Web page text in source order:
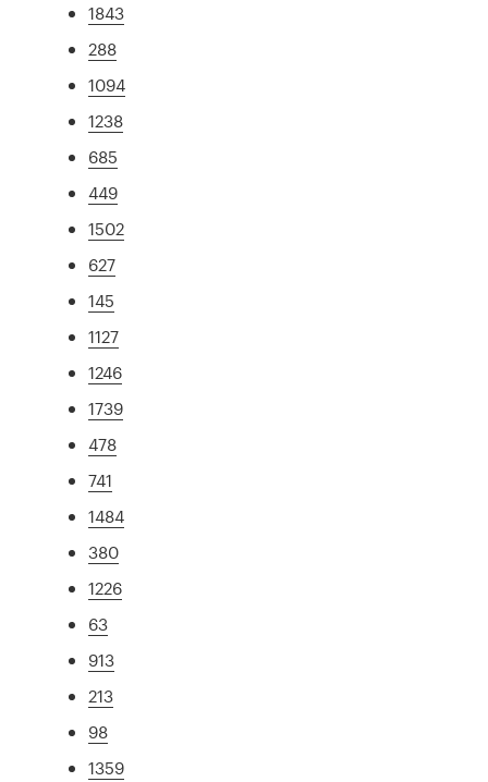
1843
288
1094
1238
685
449
1502
627
145
1127
1246
1739
478
741
1484
380
1226
63
913
213
98
1359